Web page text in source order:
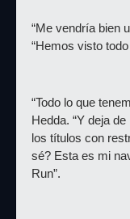
“Me vendría bien
“Hemos visto
“Todo lo que
Hedda. “Y deja
los títulos con
sé? Esta es mi
Run”.